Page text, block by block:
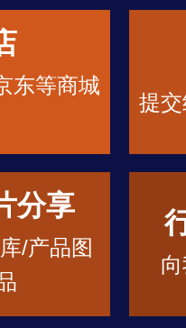
东等商城
提
分享
/产品图